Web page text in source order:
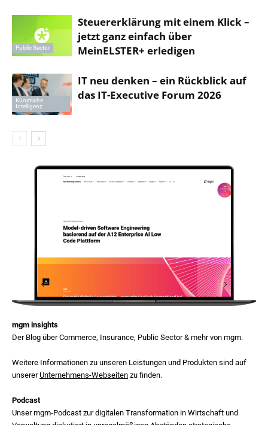
Public Sector
Steuererklärung mit einem Klick –
jetzt ganz einfach über
MeinELSTER+ erledigen
Künstliche
Intelligenz
IT neu denken – ein Rückblick auf
das IT-Executive Forum 2026
mgm insights
Der Blog über Commerce, Insurance, Public Sector & mehr von mgm.
Weitere Informationen zu unseren Leistungen und Produkten sind auf
unsererUnternehmens-Webseiten zu finden.
Podcast
Unser mgm‑Podcast zur digitalen Transformation in Wirtschaft und